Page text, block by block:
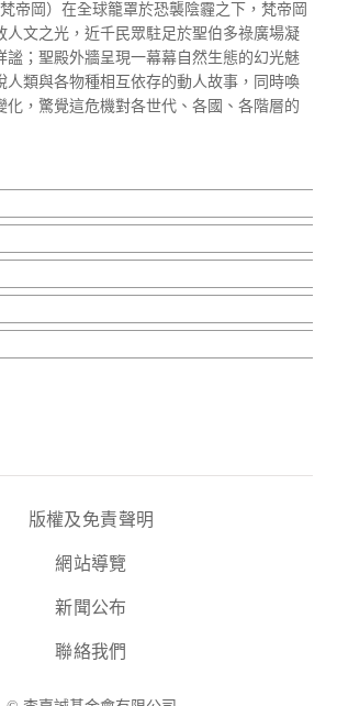
梵帝岡）在全球籠罩於恐襲陰霾之下，梵帝岡
人文之光，近千民眾駐足於聖伯多祿廣場凝
謐；聖殿外牆呈現一幕幕自然生態的幻光魅
人類與各物種相互依存的動人故事，同時喚
化，驚覺這危機對各世代、各國、各階層的
版權及免責聲明
網站導覽
新聞公布
聯絡我們